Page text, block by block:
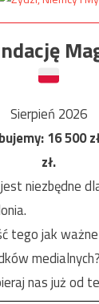
Sierpień 2026
16 500
zł.
niezbędne
tego jak
nas już od